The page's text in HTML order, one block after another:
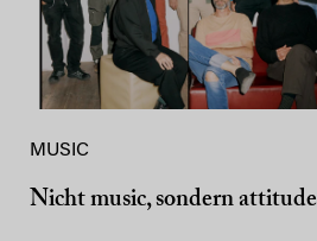
MUSIC
Nicht music, sondern attitude